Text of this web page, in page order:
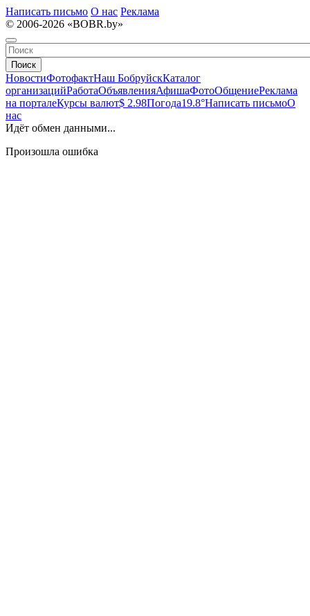
Написать письмо О нас Реклама
© 2006-2026 «BOBR.by»
Поиск
НовостиФотофактНаш БобруйскКаталог
организацийРаботаОбъявленияАфишаФотоОбщениеРеклама
на порталеКурсы валют$ 2.98Погода19.8°Написать письмоО
нас
Идёт обмен данными...
Произошла ошибка